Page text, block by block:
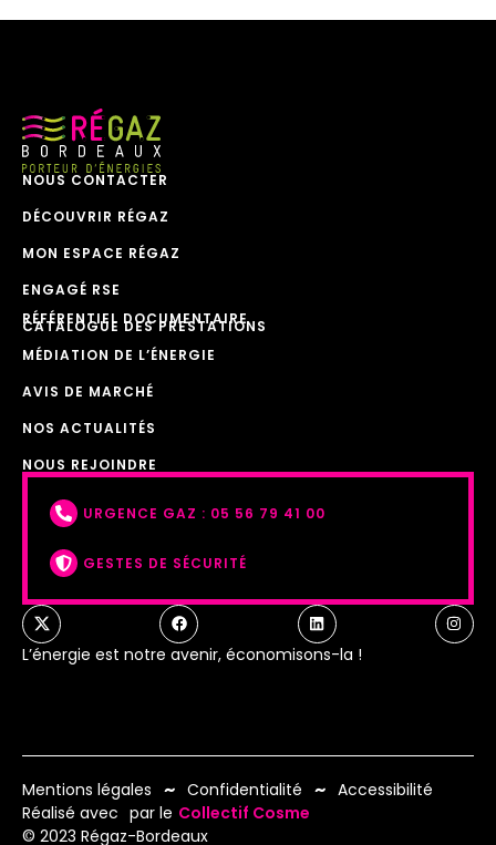
NOUS CONTACTER
DÉCOUVRIR RÉGAZ
MON ESPACE RÉGAZ
ENGAGÉ RSE
CATALOGUE DES PRESTATIONS
RÉFÉRENTIEL DOCUMENTAIRE
MÉDIATION DE L’ÉNERGIE
AVIS DE MARCHÉ
NOS ACTUALITÉS
NOUS REJOINDRE
URGENCE GAZ : 05 56 79 41 00
GESTES DE SÉCURITÉ
L’énergie est notre avenir, économisons-la !
Mentions légales Confidentialité
Accessibilité
Réalisé avec par le Collectif Cosme
© 2023 Régaz-Bordeaux